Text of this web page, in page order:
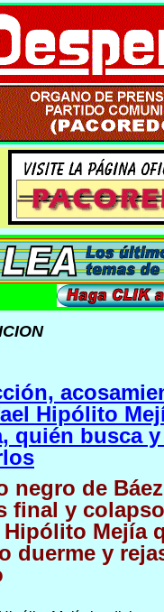
Hipólito
quién busca
negro de
final y
Hipólito Mejía
duerme y